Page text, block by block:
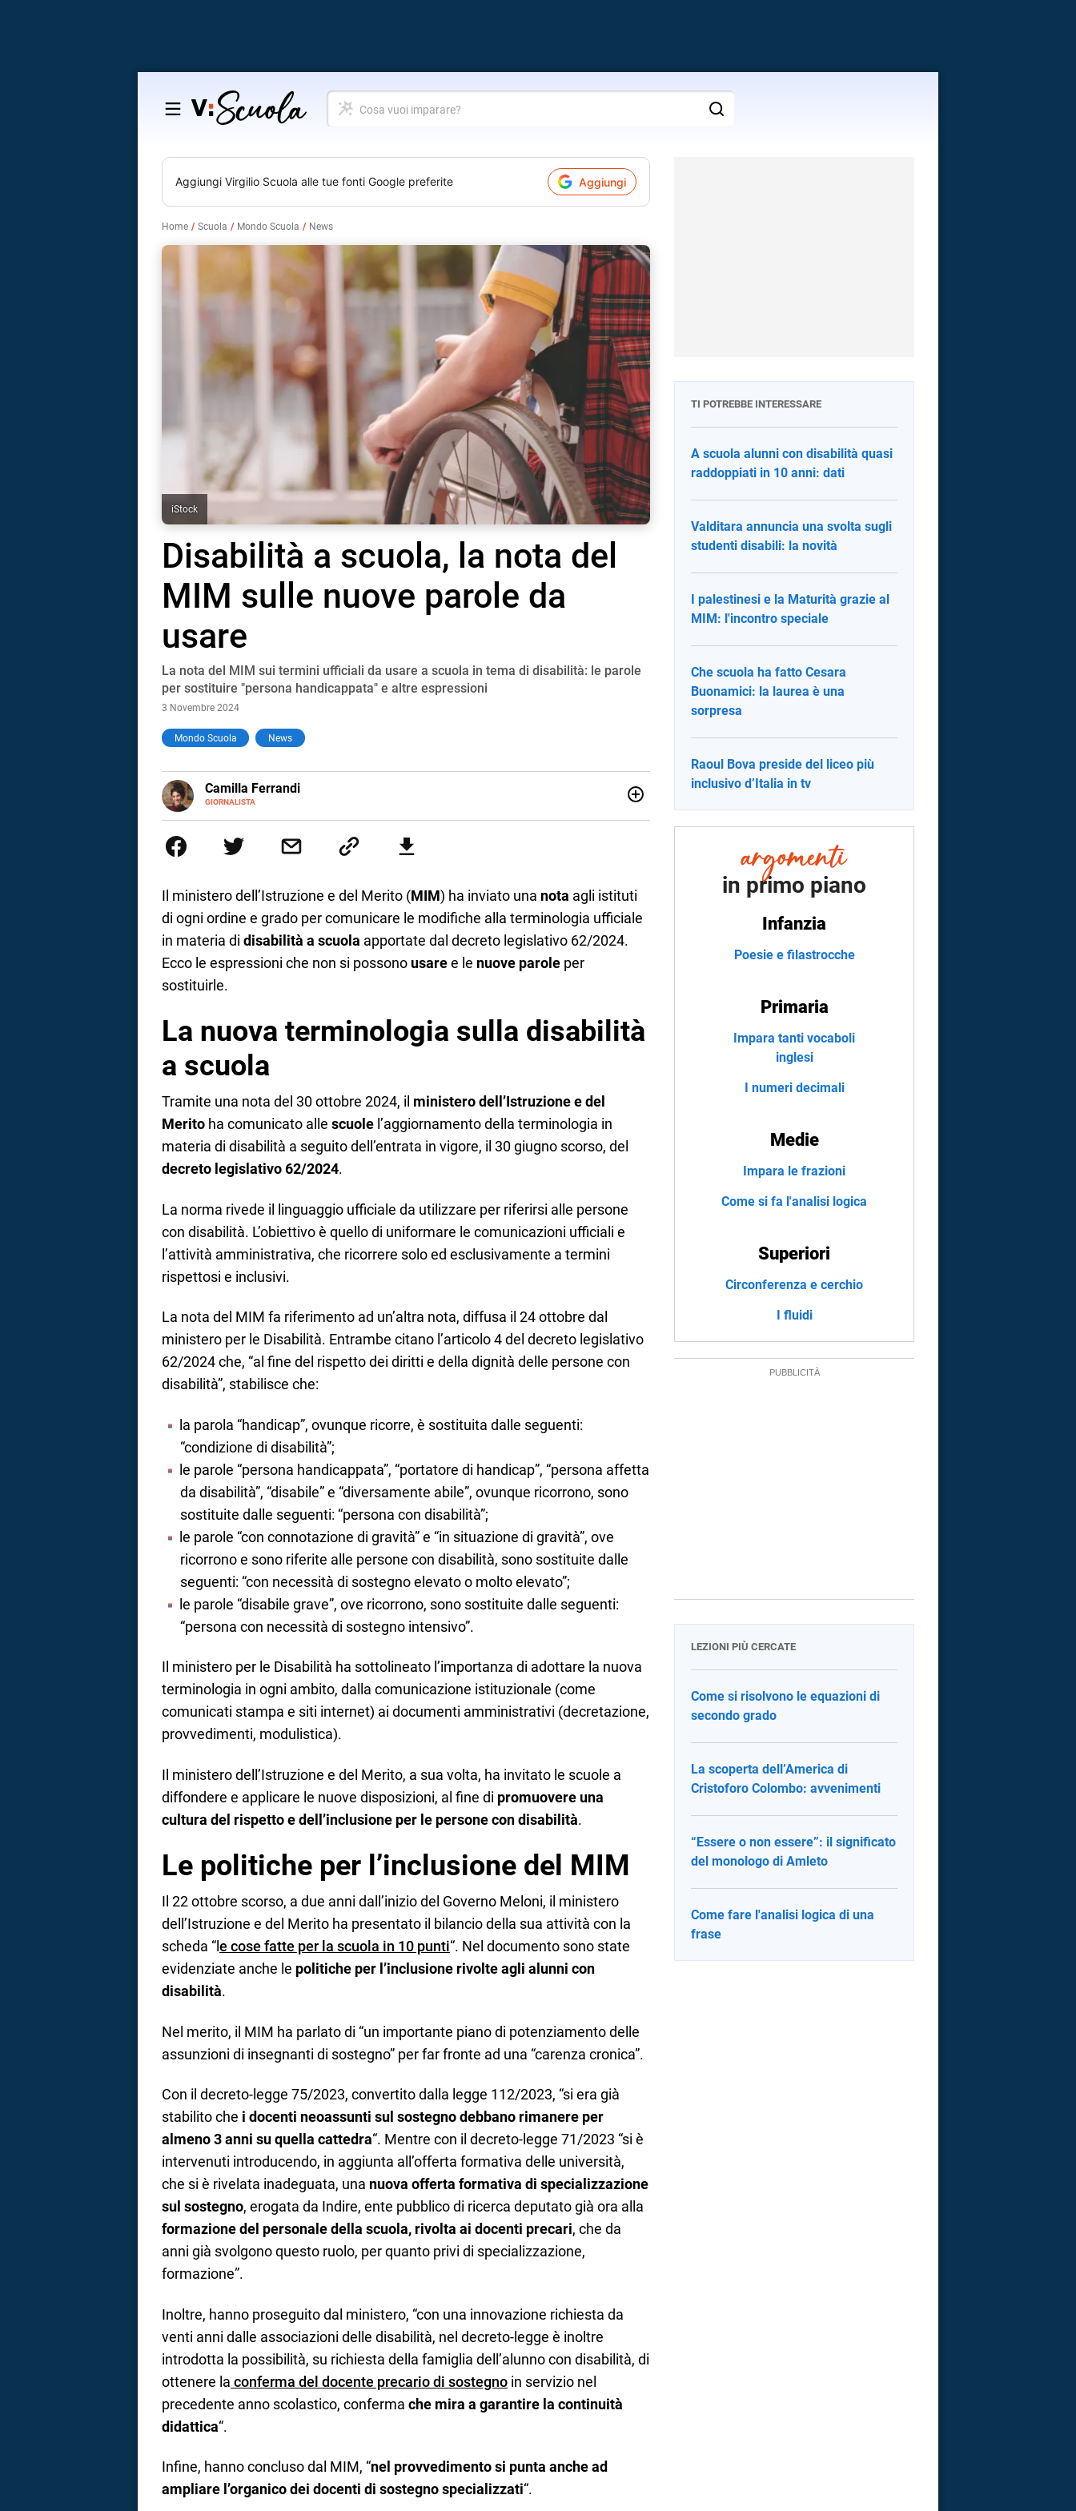
Salta
contenuto
Cosa
vuoi
Aggiungi Virgilio Scuola alle tue fonti Google preferite Aggiungi
Home Scuola Mondo Scuola News
iStock
Disabilità a scuola, la nota del
MIM sulle nuove parole da
usare
La nota del MIM sui termini ufficiali da usare a scuola in tema di disabilità: le parole
per sostituire "persona handicappata" e altre espressioni
3 Novembre 2024
Mondo Scuola News
Camilla Ferrandi
GIORNALISTA
E-
MAIL
LINKEDIN
più fermata. L’attualità è il mio pane quotidiano, i libri la mia via per evadere e viaggiare con
la mente.
Il ministero dell’Istruzione e del Merito (MIM) ha inviato una nota agli istituti
di ogni ordine e grado per comunicare le modifiche alla terminologia ufficiale
in materia di disabilità a scuola apportate dal decreto legislativo 62/2024.
Ecco le espressioni che non si possono usaree le nuove parole per
sostituirle.
La nuova terminologia sulla disabilità
a scuola
Tramite una nota del 30 ottobre 2024, il ministero dell’Istruzione e del
Merito ha comunicato alle scuole l’aggiornamento della terminologia in
materia di disabilità a seguito dell’entrata in vigore, il 30 giugno scorso, del
decreto legislativo 62/2024.
La norma rivede il linguaggio ufficiale da utilizzare per riferirsi alle persone
con disabilità. L’obiettivo è quello di uniformare le comunicazioni ufficiali e
l’attività amministrativa, che ricorrere solo ed esclusivamente a termini
rispettosi e inclusivi.
La nota del MIM fa riferimento ad un’altra nota, diffusa il 24 ottobre dal
ministero per le Disabilità. Entrambe citano l’articolo 4 del decreto legislativo
62/2024 che, “al fine del rispetto dei diritti e della dignità delle persone con
disabilità”, stabilisce che:
la parola “handicap”, ovunque ricorre, è sostituita dalle seguenti:
“condizione di disabilità”;
le parole “persona handicappata”, “portatore di handicap”, “persona affetta
da disabilità”, “disabile” e “diversamente abile”, ovunque ricorrono, sono
sostituite dalle seguenti: “persona con disabilità”;
le parole “con connotazione di gravità” e “in situazione di gravità”, ove
ricorrono e sono riferite alle persone con disabilità, sono sostituite dalle
seguenti: “con necessità di sostegno elevato o molto elevato”;
le parole “disabile grave”, ove ricorrono, sono sostituite dalle seguenti:
“persona con necessità di sostegno intensivo”.
Il ministero per le Disabilità ha sottolineato l’importanza di adottare la nuova
terminologia in ogni ambito, dalla comunicazione istituzionale (come
comunicati stampa e siti internet) ai documenti amministrativi (decretazione,
provvedimenti, modulistica).
Il ministero dell’Istruzione e del Merito, a sua volta, ha invitato le scuole a
diffondere e applicare le nuove disposizioni, al fine di promuovere una
cultura del rispetto e dell’inclusione per le persone con disabilità.
Le politiche per l’inclusione del MIM
Il 22 ottobre scorso, a due anni dall’inizio del Governo Meloni, il ministero
dell’Istruzione e del Merito ha presentato il bilancio della sua attività con la
scheda “le cose fatte per la scuola in 10 punti“. Nel documento sono state
evidenziate anche le politiche per l’inclusione rivolte agli alunni con
disabilità.
Nel merito, il MIM ha parlato di “un importante piano di potenziamento delle
assunzioni di insegnanti di sostegno” per far fronte ad una “carenza cronica”.
Con il decreto-legge 75/2023, convertito dalla legge 112/2023, “si era già
stabilito che i docenti neoassunti sul sostegno debbano rimanere per
almeno 3 anni su quella cattedra“. Mentre con il decreto-legge 71/2023 “si è
intervenuti introducendo, in aggiunta all’offerta formativa delle università,
che si è rivelata inadeguata, una nuova offerta formativa di specializzazione
sul sostegno, erogata da Indire, ente pubblico di ricerca deputato già ora alla
formazione del personale della scuola, rivolta ai docenti precari, che da
anni già svolgono questo ruolo, per quanto privi di specializzazione,
formazione”.
Inoltre, hanno proseguito dal ministero, “con una innovazione richiesta da
venti anni dalle associazioni delle disabilità, nel decreto-legge è inoltre
introdotta la possibilità, su richiesta della famiglia dell’alunno con disabilità, di
ottenere la conferma del docente precario di sostegno in servizio nel
precedente anno scolastico, conferma che mira a garantire la continuità
didattica“.
Infine, hanno concluso dal MIM, “nel provvedimento si punta anche ad
ampliare l’organico dei docenti di sostegno specializzati“.
TI POTREBBE INTERESSARE
A scuola alunni con disabilità quasi
raddoppiati in 10 anni: dati
Valditara annuncia una svolta sugli
studenti disabili: la novità
I palestinesi e la Maturità grazie al
MIM: l'incontro speciale
Che scuola ha fatto Cesara
Buonamici: la laurea è una
sorpresa
Raoul Bova preside del liceo più
inclusivo d’Italia in tv
in primo piano
Infanzia
Poesie e filastrocche
Primaria
Impara tanti vocaboli
inglesi
I numeri decimali
Medie
Impara le frazioni
Come si fa l'analisi logica
Superiori
Circonferenza e cerchio
I fluidi
LEZIONI PIÙ CERCATE
Come si risolvono le equazioni di
secondo grado
La scoperta dell’America di
Cristoforo Colombo: avvenimenti
“Essere o non essere”: il significato
del monologo di Amleto
Come fare l'analisi logica di una
frase